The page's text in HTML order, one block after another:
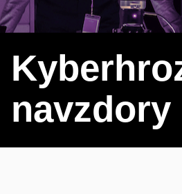
navzdory